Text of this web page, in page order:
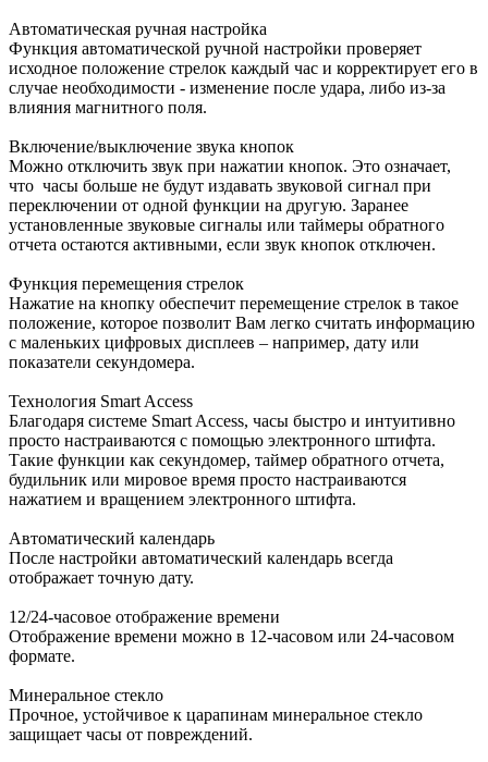
Автоматическая ручная настройка
Функция автоматической ручной настройки проверяет
исходное положение стрелок каждый час и корректирует его в
случае необходимости - изменение после удара, либо из-за
влияния магнитного поля.
Включение/выключение звука кнопок
Можно отключить звук при нажатии кнопок. Это означает,
что часы больше не будут издавать звуковой сигнал при
переключении от одной функции на другую. Заранее
установленные звуковые сигналы или таймеры обратного
отчета остаются активными, если звук кнопок отключен.
Функция перемещения стрелок
Нажатие на кнопку обеспечит перемещение стрелок в такое
положение, которое позволит Вам легко считать информацию
с маленьких цифровых дисплеев – например, дату или
показатели секундомера.
Технология Smart Access
Благодаря системе Smart Access, часы быстро и интуитивно
просто настраиваются с помощью электронного штифта.
Такие функции как секундомер, таймер обратного отчета,
будильник или мировое время просто настраиваются
нажатием и вращением электронного штифта.
Автоматический календарь
После настройки автоматический календарь всегда
отображает точную дату.
12/24-часовое отображение времени
Отображение времени можно в 12-часовом или 24-часовом
формате.
Минеральное стекло
Прочное, устойчивое к царапинам минеральное стекло
защищает часы от повреждений.